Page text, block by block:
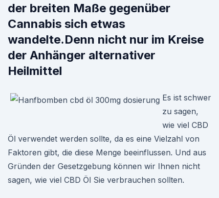
der breiten Maße gegenüber
Cannabis sich etwas
wandelte.Denn nicht nur im Kreise
der Anhänger alternativer
Heilmittel
Es ist schwer
zu sagen,
wie viel CBD
Öl verwendet werden sollte, da es eine Vielzahl von
Faktoren gibt, die diese Menge beeinflussen. Und aus
Gründen der Gesetzgebung können wir Ihnen nicht
sagen, wie viel CBD Öl Sie verbrauchen sollten.